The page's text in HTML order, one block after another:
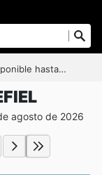
hasta el 07/08/2026
agosto de 2026